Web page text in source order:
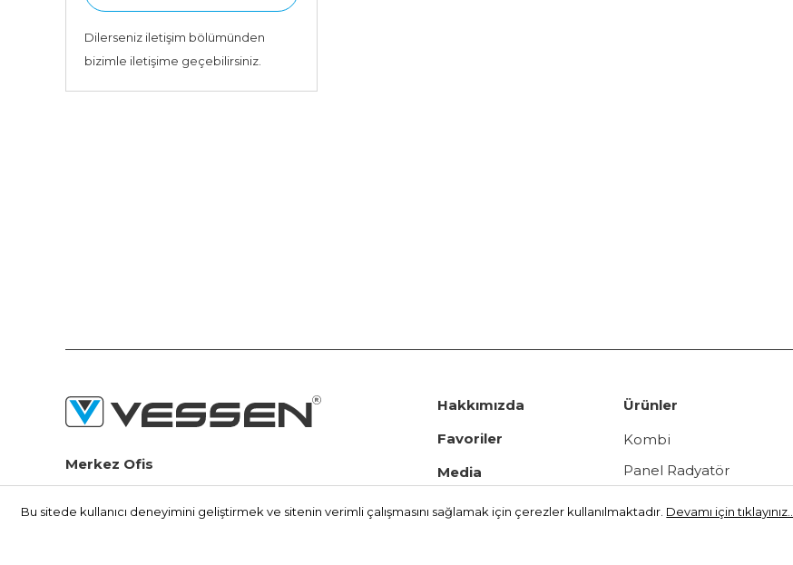
Bu sitede kullanıcı deneyimini geliştirmek ve sitenin verimli çalışmasını sağlamak için çerezler kullanılmaktadır. Devamı için tıklayınız..
Dilerseniz iletişim bölümünden
bizimle iletişime geçebilirsiniz.
Merkez Ofis
İSTANBUL
Hakkımızda
Favoriler
Media
Videolar
Ürünler
Kombi
Panel Radyatör